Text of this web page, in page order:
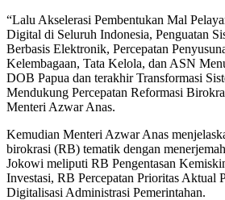
“Lalu Akselerasi Pembentukan Mal
Digital di Seluruh Indonesia, Penguatan
Berbasis Elektronik, Percepatan
Kelembagaan, Tata Kelola, dan ASN
DOB Papua dan terakhir Transformasi
Mendukung Percepatan Reformasi
Menteri Azwar Anas.
Kemudian Menteri Azwar Anas
birokrasi (RB) tematik dengan
Jokowi meliputi RB Pengentasan
Investasi, RB Percepatan Prioritas Aktual
Digitalisasi Administrasi Pemerintahan.